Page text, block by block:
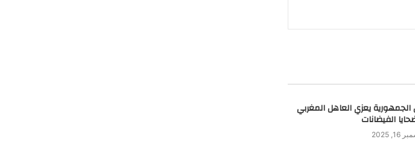
يعزي العاهل المغربي
الفيضانات
2025